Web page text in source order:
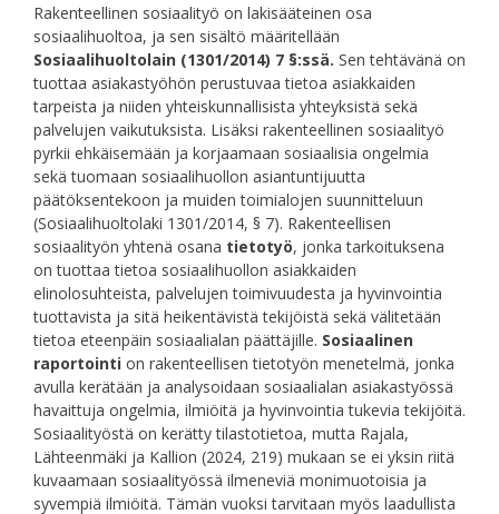
Rakenteellinen sosiaalityö on lakisääteinen osa
sosiaalihuoltoa, ja sen sisältö määritellään
Sosiaalihuoltolain (1301/2014) 7 §:ssä. Sen tehtävänä on
tuottaa asiakastyöhön perustuvaa tietoa asiakkaiden
tarpeista ja niiden yhteiskunnallisista yhteyksistä sekä
palvelujen vaikutuksista. Lisäksi rakenteellinen sosiaalityö
pyrkii ehkäisemään ja korjaamaan sosiaalisia ongelmia
sekä tuomaan sosiaalihuollon asiantuntijuutta
päätöksentekoon ja muiden toimialojen suunnitteluun
(Sosiaalihuoltolaki 1301/2014, § 7). Rakenteellisen
sosiaalityön yhtenä osana tietotyö, jonka tarkoituksena
on tuottaa tietoa sosiaalihuollon asiakkaiden
elinolosuhteista, palvelujen toimivuudesta ja hyvinvointia
tuottavista ja sitä heikentävistä tekijöistä sekä välitetään
tietoa eteenpäin sosiaalialan päättäjille. Sosiaalinen
raportointi on rakenteellisen tietotyön menetelmä, jonka
avulla kerätään ja analysoidaan sosiaalialan asiakastyössä
havaittuja ongelmia, ilmiöitä ja hyvinvointia tukevia tekijöitä.
Sosiaalityöstä on kerätty tilastotietoa, mutta Rajala,
Lähteenmäki ja Kallion (2024, 219) mukaan se ei yksin riitä
kuvaamaan sosiaalityössä ilmeneviä monimuotoisia ja
syvempiä ilmiöitä. Tämän vuoksi tarvitaan myös laadullista